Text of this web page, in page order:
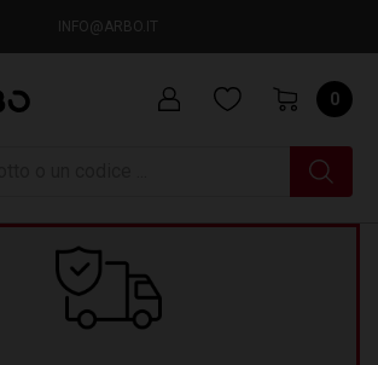
INFO@ARBO.IT
0